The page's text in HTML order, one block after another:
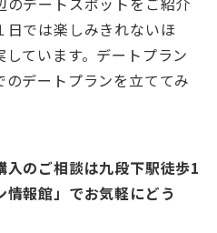
日では楽しみきれないほ
ています。デートプラン
デートプランを立ててみ
のご相談は九段下駅徒歩1
報館」でお気軽にどう